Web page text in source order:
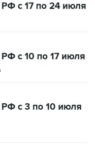
с 17 по 24 июля
с 10 по 17 июля
с 3 по 10 июля